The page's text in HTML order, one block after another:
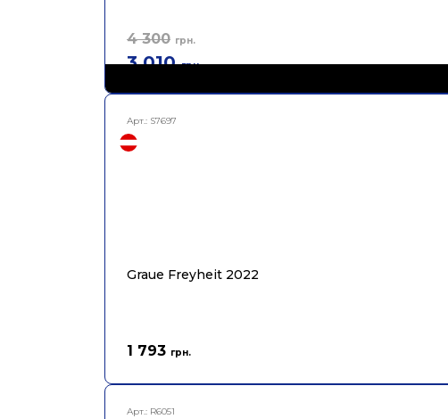
4 300 грн.
3 010 грн.
Арт.: S7697
Graue Freyheit 2022
1 793 грн.
Арт.: R6051